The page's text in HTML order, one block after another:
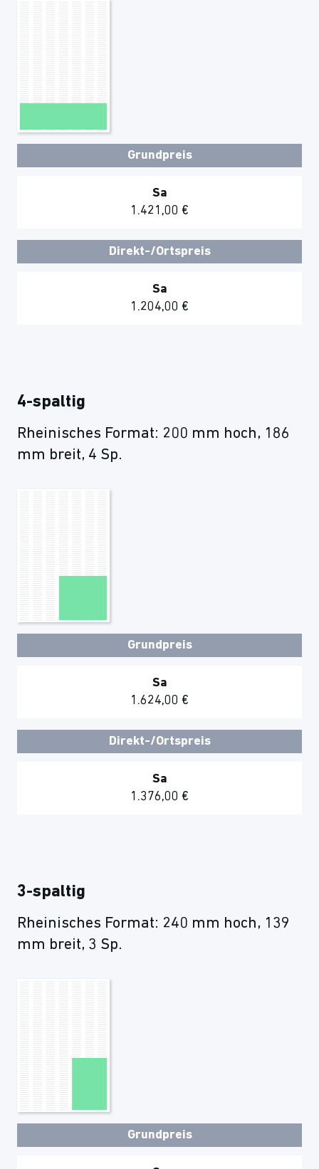
Grundpreis
Sa
1.421,00 €
Direkt-/Ortspreis
Sa
1.204,00 €
4-spaltig
Rheinisches Format: 200 mm hoch, 186
mm breit, 4 Sp.
Grundpreis
Sa
1.624,00 €
Direkt-/Ortspreis
Sa
1.376,00 €
3-spaltig
Rheinisches Format: 240 mm hoch, 139
mm breit, 3 Sp.
Grundpreis